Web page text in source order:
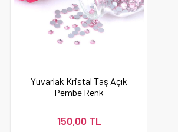
Yuvarlak Kristal Taş Açık
Pembe Renk
150,00 TL